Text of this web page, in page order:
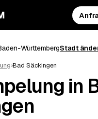
WürttembergStadt
›Bad Säckingen
in